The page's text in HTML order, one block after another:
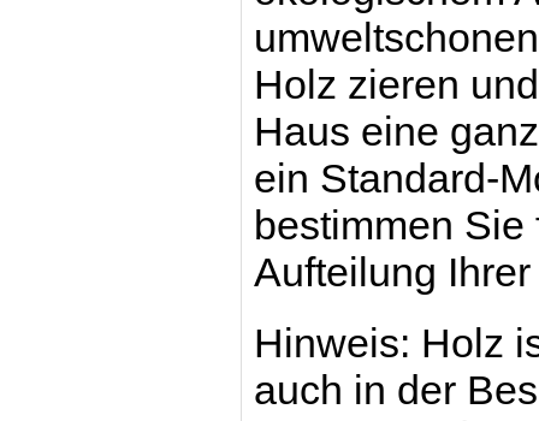
Holz zieren
Haus eine
ein Standard-
bestimmen
Aufteilung
Hinweis: Holz
auch in der